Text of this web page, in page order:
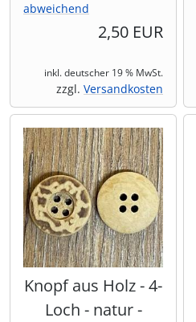
abweichend
2,50 EUR
inkl. deutscher 19 % MwSt.
zzgl. Versandkosten
Knopf aus Holz - 4-
Loch - natur -